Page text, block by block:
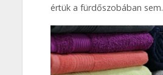
értük a fürdőszobában sem.